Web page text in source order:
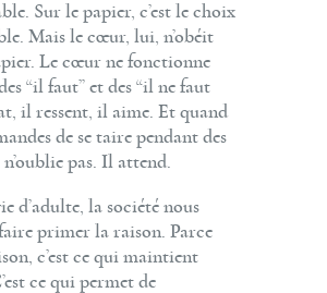
Sur le papier, c’est le choix
Mais le cœur, lui, n’obéit
Le cœur ne fonctionne
“il faut” et des “il ne faut
il ressent, il aime. Et quand
de se taire pendant des
n’oublie pas. Il attend.
d’adulte, la société nous
primer la raison. Parce
c’est ce qui maintient
ce qui permet de